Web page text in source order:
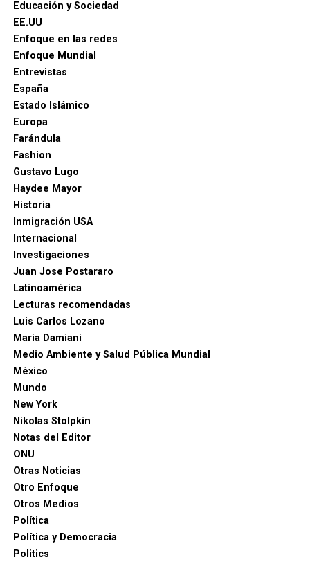
Educación y Sociedad
EE.UU
Enfoque en las redes
Enfoque Mundial
Entrevistas
España
Estado Islámico
Europa
Farándula
Fashion
Gustavo Lugo
Haydee Mayor
Historia
Inmigración USA
Internacional
Investigaciones
Juan Jose Postararo
Latinoamérica
Lecturas recomendadas
Luis Carlos Lozano
Maria Damiani
Medio Ambiente y Salud Pública Mundial
México
Mundo
New York
Nikolas Stolpkin
Notas del Editor
ONU
Otras Noticias
Otro Enfoque
Otros Medios
Política
Política y Democracia
Politics